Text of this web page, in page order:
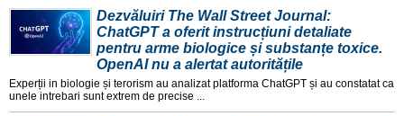
Dezvăluiri The Wall Street Journal:
ChatGPT a oferit instrucțiuni detaliate
pentru arme biologice și substanțe toxice.
OpenAI nu a alertat autoritățile
Experții in biologie și terorism au analizat platforma ChatGPT și au constatat ca
unele intrebari sunt extrem de precise ...